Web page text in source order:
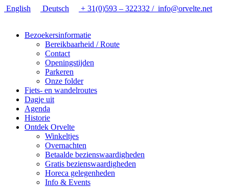
English Deutsch + 31(0)593 – 322332 / info@orvelte.net
Bezoekersinformatie
Bereikbaarheid / Route
Contact
Openingstijden
Parkeren
Onze folder
Fiets- en wandelroutes
Dagje uit
Agenda
Historie
Ontdek Orvelte
Winkeltjes
Overnachten
Betaalde bezienswaardigheden
Gratis bezienswaardigheden
Horeca gelegenheden
Info & Events